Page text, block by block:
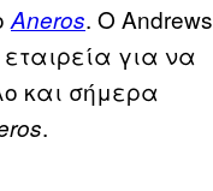
Aneros. Ο Andrews
για να
και σήμερα
.